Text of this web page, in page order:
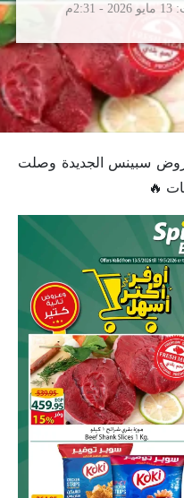
13 مايو 2026 - 2:31م
سبينس الجديدة وصلت
🔥